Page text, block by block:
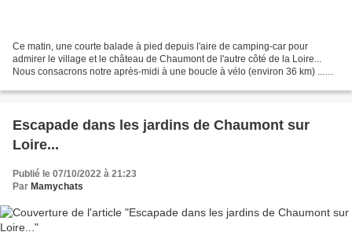
Ce matin, une courte balade à pied depuis l'aire de camping-car pour
admirer le village et le château de Chaumont de l'autre côté de la Loire...
Nous consacrons notre après-midi à une boucle à vélo (environ 36 km) ...
Escapade dans les jardins de Chaumont sur
Loire...
Publié le 07/10/2022 à 21:23
Par Mamychats